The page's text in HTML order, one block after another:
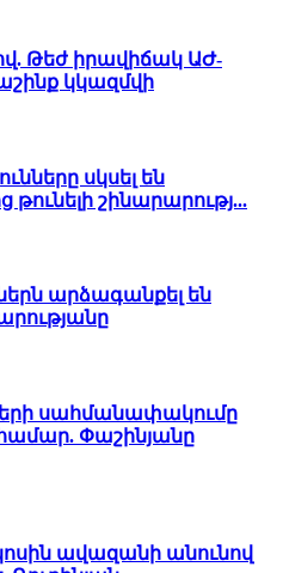
Թեժ իրավիճակ ԱԺ-
կկազմվի
սկսել են
շինարարությ...
արձագանքել են
սահմանափակումը
Փաշինյանը
ավազանի անունով